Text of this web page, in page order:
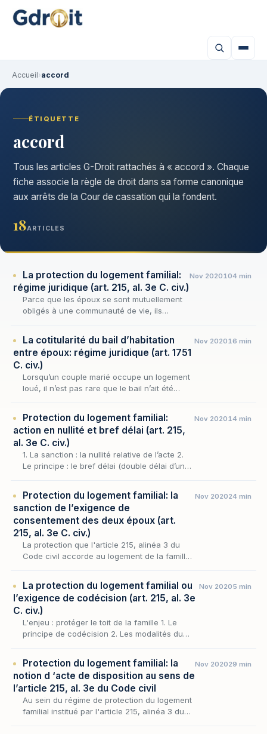
Accueil›accord
ÉTIQUETTE
accord
Tous les articles G-Droit rattachés à « accord ». Chaque
fiche associe la règle de droit dans sa forme canonique
aux arrêts de la Cour de cassation qui la fondent.
18ARTICLES
La protection du logement familial:
régime juridique (art. 215, al. 3e C. civ.)
Parce que les époux se sont mutuellement
obligés à une communauté de vie, ils
Nov 2020104 min
La cotitularité du bail d’habitation
entre époux: régime juridique (art. 1751
C. civ.)
Lorsqu’un couple marié occupe un logement
loué, il n’est pas rare que le bail n’ait été
Nov 202016 min
Protection du logement familial:
action en nullité et bref délai (art. 215,
al. 3e C. civ.)
1. La sanction : la nullité relative de l’acte 2.
Le principe : le bref délai (double délai d’un
Nov 202014 min
Protection du logement familial: la
sanction de l’exigence de
consentement des deux époux (art.
215, al. 3e C. civ.)
La protection que l'article 215, alinéa 3 du
Code civil accorde au logement de la famille
double…
Nov 202024 min
La protection du logement familial ou
l’exigence de codécision (art. 215, al. 3e
C. civ.)
L'enjeu : protéger le toit de la famille 1. Le
principe de codécision 2. Les modalités du
Nov 20205 min
Protection du logement familial: la
notion d ‘acte de disposition au sens de
l’article 215, al. 3e du Code civil
Au sein du régime de protection du logement
familial institué par l'article 215, alinéa 3 du
Nov 202029 min